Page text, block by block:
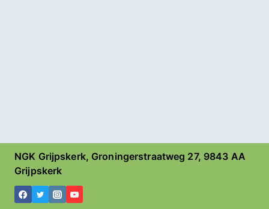
NGK Grijpskerk, Groningerstraatweg 27, 9843 AA
Grijpskerk